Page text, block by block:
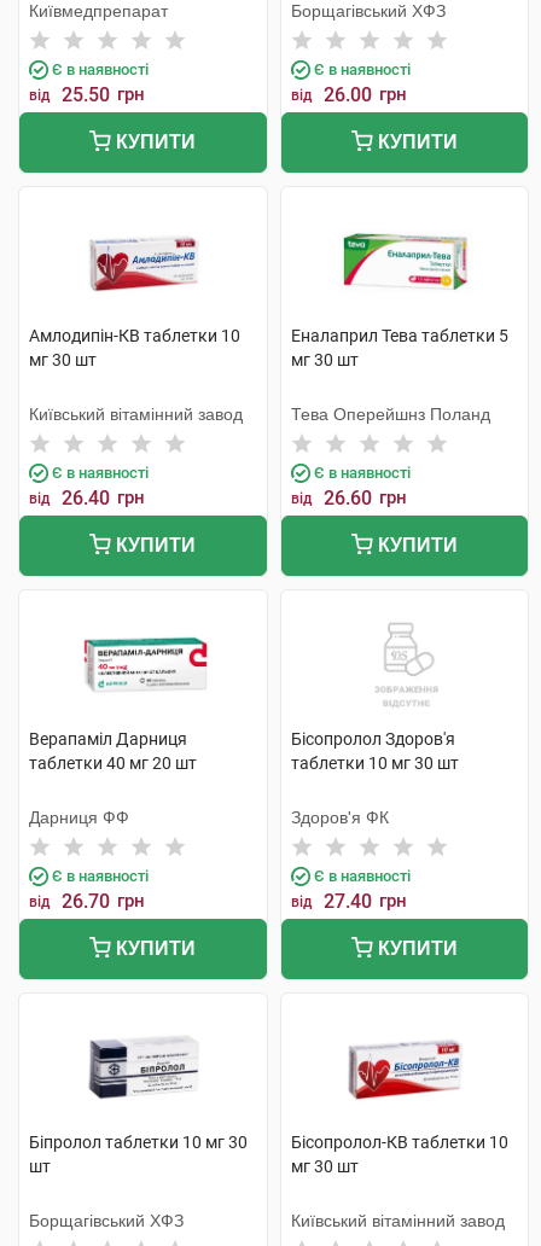
Київмедпрепарат
Є в наявності
від 25.50 грн
КУПИТИ
Борщагівський ХФЗ
Є в наявності
від 26.00 грн
КУПИТИ
Амлодипін-КВ таблетки 10
мг 30 шт
Київський вітамінний завод
Є в наявності
від 26.40 грн
КУПИТИ
Еналаприл Тева таблетки 5
мг 30 шт
Тева Оперейшнз Поланд
Є в наявності
від 26.60 грн
КУПИТИ
Верапаміл Дарниця
таблетки 40 мг 20 шт
Дарниця ФФ
Є в наявності
від 26.70 грн
КУПИТИ
Бісопролол Здоров'я
таблетки 10 мг 30 шт
Здоров'я ФК
Є в наявності
від 27.40 грн
КУПИТИ
Біпролол таблетки 10 мг 30
шт
Борщагівський ХФЗ
Бісопролол-КВ таблетки 10
мг 30 шт
Київський вітамінний завод